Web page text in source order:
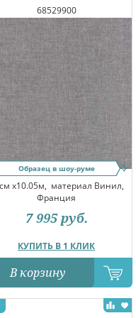
68529900
Образец в шоу-руме
x10.05м, материал Винил,
Франция
КУПИТЬ В 1 КЛИК
7 995 руб.
В корзину